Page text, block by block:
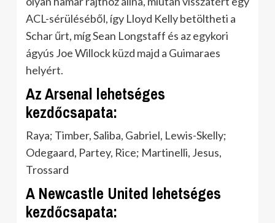
ACL-sérüléséből, így Lloyd Kelly betöltheti a
Schar űrt, míg Sean Longstaff és az egykori
ágyús Joe Willock küzd majd a Guimaraes
helyért.
Az Arsenal lehetséges
kezdőcsapata:
Raya; Timber, Saliba, Gabriel, Lewis-Skelly;
Odegaard, Partey, Rice; Martinelli, Jesus,
Trossard
A Newcastle United lehetséges
kezdőcsapata: